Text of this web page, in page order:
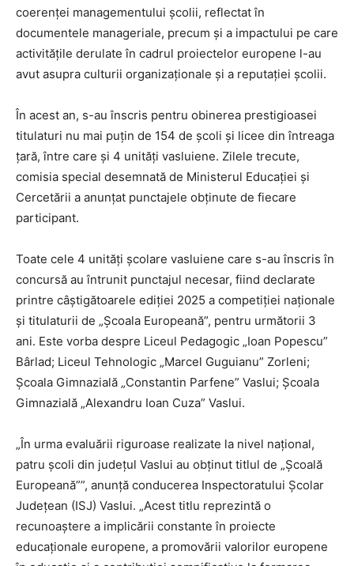
coerenței managementului școlii, reflectat în
documentele manageriale, precum și a impactului pe care
activitățile derulate în cadrul proiectelor europene l-au
avut asupra culturii organizaționale și a reputației școlii.
În acest an, s-au înscris pentru obinerea prestigioasei
titulaturi nu mai puțin de 154 de şcoli şi licee din întreaga
țară, între care şi 4 unități vasluiene. Zilele trecute,
comisia special desemnată de Ministerul Educației și
Cercetării a anunțat punctajele obținute de fiecare
participant.
Toate cele 4 unități şcolare vasluiene care s-au înscris în
concursă au întrunit punctajul necesar, fiind declarate
printre câştigătoarele ediției 2025 a competiției naționale
şi titulaturii de „Școala Europeană”, pentru următorii 3
ani. Este vorba despre Liceul Pedagogic „Ioan Popescu”
Bârlad; Liceul Tehnologic „Marcel Guguianu” Zorleni;
Școala Gimnazială „Constantin Parfene” Vaslui; Școala
Gimnazială „Alexandru Ioan Cuza” Vaslui.
„În urma evaluării riguroase realizate la nivel național,
patru școli din județul Vaslui au obținut titlul de „Școală
Europeană””, anunță conducerea Inspectoratului Școlar
Județean (ISJ) Vaslui. „Acest titlu reprezintă o
recunoaștere a implicării constante în proiecte
educaționale europene, a promovării valorilor europene